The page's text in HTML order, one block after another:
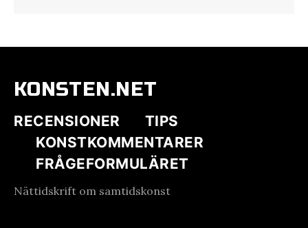
KONSTEN.NET
RECENSIONER
TIPS
KONSTKOMMENTARER
FRÅGEFORMULÄRET
Nättidskrift om samtidskonst